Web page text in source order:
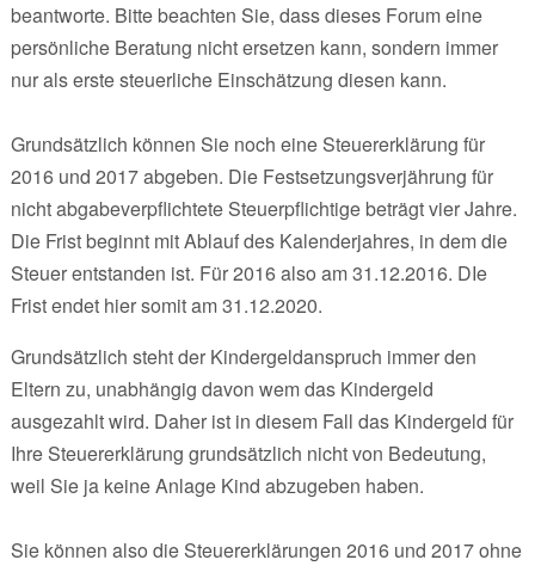
beantworte. Bitte beachten Sie, dass dieses Forum eine
persönliche Beratung nicht ersetzen kann, sondern immer
nur als erste steuerliche Einschätzung diesen kann.
Grundsätzlich können Sie noch eine Steuererklärung für
2016 und 2017 abgeben. Die Festsetzungsverjährung für
nicht abgabeverpflichtete Steuerpflichtige beträgt vier Jahre.
Die Frist beginnt mit Ablauf des Kalenderjahres, in dem die
Steuer entstanden ist. Für 2016 also am 31.12.2016. DIe
Frist endet hier somit am 31.12.2020.
Grundsätzlich steht der Kindergeldanspruch immer den
Eltern zu, unabhängig davon wem das Kindergeld
ausgezahlt wird. Daher ist in diesem Fall das Kindergeld für
Ihre Steuererklärung grundsätzlich nicht von Bedeutung,
weil Sie ja keine Anlage Kind abzugeben haben.
Sie können also die Steuererklärungen 2016 und 2017 ohne